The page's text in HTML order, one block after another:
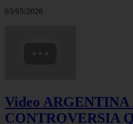
03/05/2026
Video ARGENTINA
CONTROVERSIA